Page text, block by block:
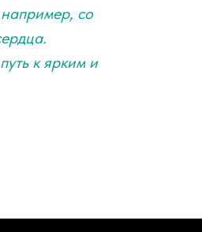
со
к ярким и